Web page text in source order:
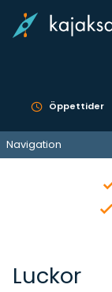
Öppettider
Navigation
Luckor